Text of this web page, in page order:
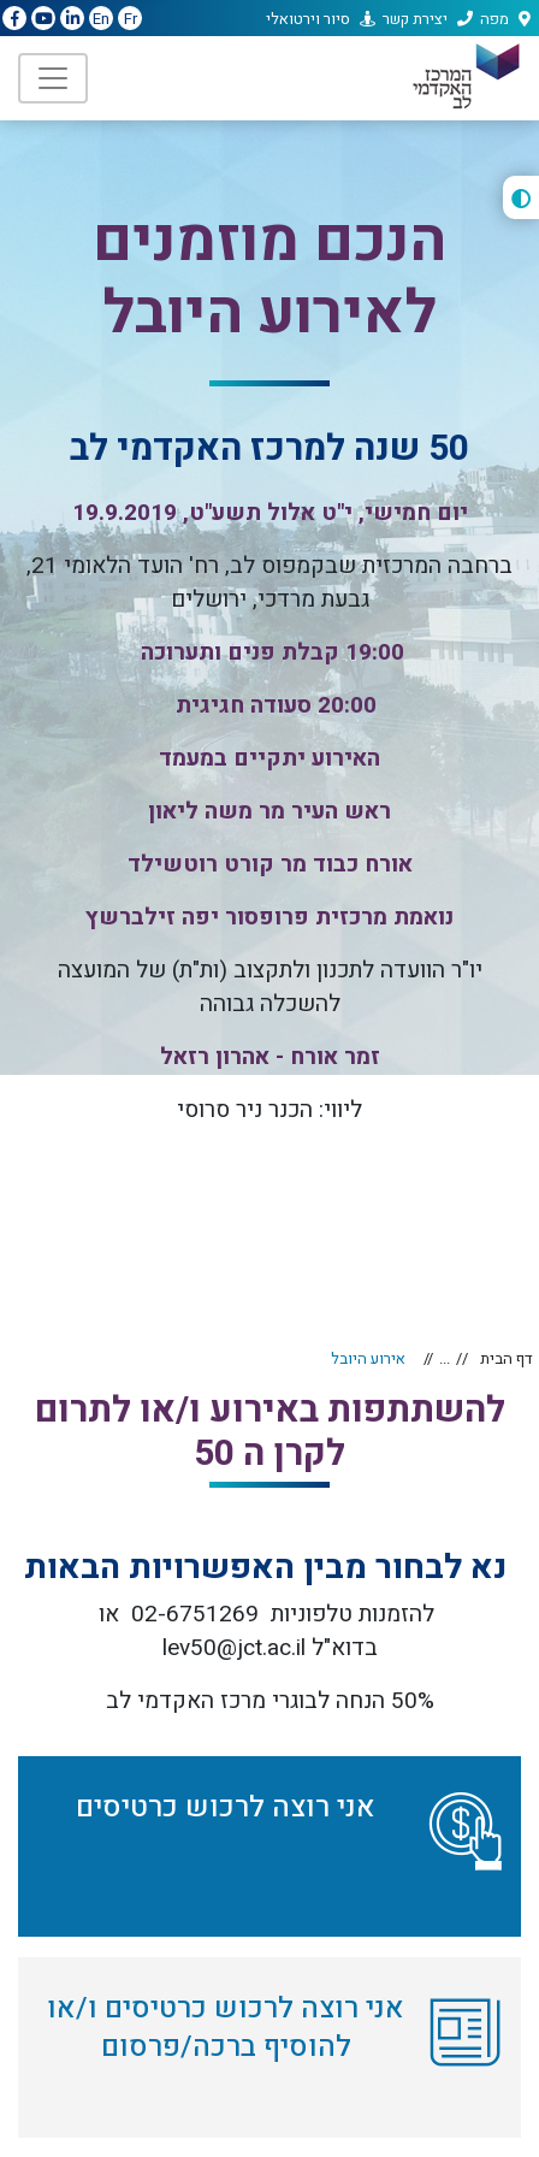
מפה יצירת קשר סיור וירטואלי Fr
En
הנכם מוזמנים
לאירוע היובל
50 שנה למרכז האקדמי לב
יום חמישי, י"ט אלול תשע"ט, 19.9.2019
ברחבה המרכזית שבקמפוס לב, רח' הועד הלאומי 21,
גבעת מרדכי, ירושלים
19:00 קבלת פנים ותערוכה
20:00 סעודה חגיגית
האירוע יתקיים במעמד
ראש העיר מר משה ליאון
אורח כבוד מר קורט רוטשילד
נואמת מרכזית פרופסור יפה זילברשץ
יו"ר הוועדה לתכנון ולתקצוב (ות"ת) של המועצה
להשכלה גבוהה
זמר אורח - אהרון רזאל
ליווי: הכנר ניר סרוסי
דף הבית ... אירוע היובל
להשתתפות באירוע ו/או לתרום
לקרן ה 50
נא לבחור מבין האפשרויות הבאות‬‎
להזמנות טלפוניות 02-6751269 או
בדוא"ל lev50@jct.ac.il
50% הנחה לבוגרי מרכז האקדמי לב
לפניך 3 אופציות לרכישה/תרומה , בלחיצה על כל אחת מהאופציות , תועבר ישירות לתוכן הרלוונטי בעמוד זה בהתאם לבחירתך
אני רוצה לרכוש כרטיסים
אני רוצה לרכוש כרטיסים ו/או
להוסיף ברכה/פרסום